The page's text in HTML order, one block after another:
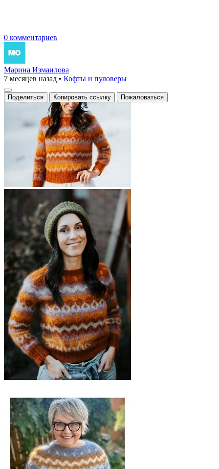
0 комментариев
Марина Измаилова
7 месяцев назад • Кофты и пуловеры
Поделиться Копировать ссылку Пожаловаться